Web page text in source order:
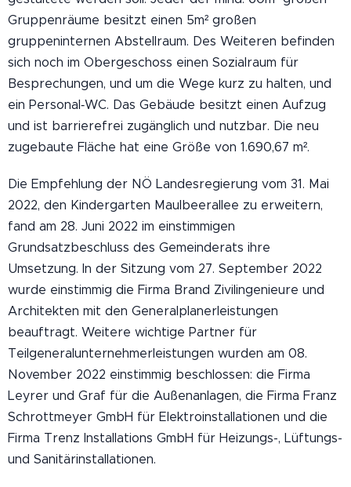
Gruppenräume besitzt einen 5m² großen
gruppeninternen Abstellraum. Des Weiteren befinden
sich noch im Obergeschoss einen Sozialraum für
Besprechungen, und um die Wege kurz zu halten, und
ein Personal‐WC. Das Gebäude besitzt einen Aufzug
und ist barrierefrei zugänglich und nutzbar. Die neu
zugebaute Fläche hat eine Größe von 1.690,67 m².
Die Empfehlung der NÖ Landesregierung vom 31. Mai
2022, den Kindergarten Maulbeerallee zu erweitern,
fand am 28. Juni 2022 im einstimmigen
Grundsatzbeschluss des Gemeinderats ihre
Umsetzung. In der Sitzung vom 27. September 2022
wurde einstimmig die Firma Brand Zivilingenieure und
Architekten mit den Generalplanerleistungen
beauftragt. Weitere wichtige Partner für
Teilgeneralunternehmerleistungen wurden am 08.
November 2022 einstimmig beschlossen: die Firma
Leyrer und Graf für die Außenanlagen, die Firma Franz
Schrottmeyer GmbH für Elektroinstallationen und die
Firma Trenz Installations GmbH für Heizungs-, Lüftungs-
und Sanitärinstallationen.